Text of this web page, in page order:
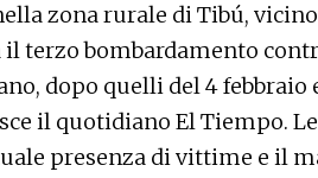
zona rurale di Tibú,
il terzo bombardamento
dopo quelli del 4 febbraio
il quotidiano El Tiempo.
presenza di vittime e il